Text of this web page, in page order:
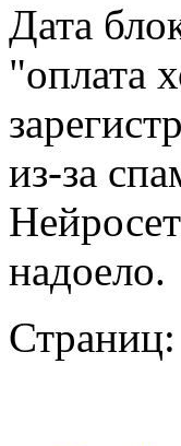
Дата
"оплата
из-за
надоело.
Страниц: